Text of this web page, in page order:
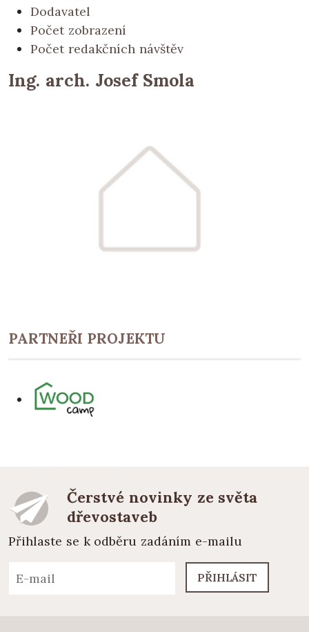
Dodavatel
Počet zobrazení
Počet redakčních návštěv
Ing. arch. Josef Smola
PARTNEŘI PROJEKTU
Čerstvé novinky ze světa
dřevostaveb
Přihlaste se k odběru zadáním e-mailu
PŘIHLÁSIT